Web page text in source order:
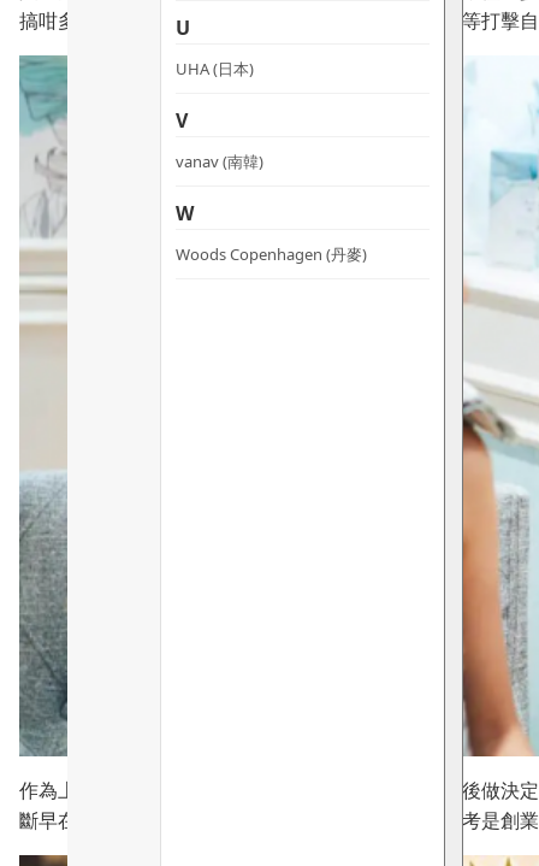
U
UHA (日本)
V
vanav (南韓)
W
Woods Copenhagen (丹麥)
搞咁多嘢」、「做專業人士或者打政府工就最穩定」等打擊
作為上海家庭的孺女，堂上有媽咪和家姐，連番辯論後做決
斷早在心中有數。從小建立的自信、觀察力、獨立思考是創